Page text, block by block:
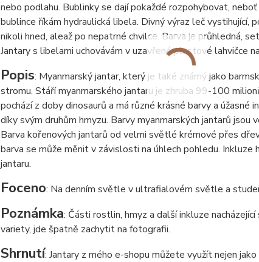
nebo podlahu. Bublinky se dají pokaždé rozpohybovat,
bublince říkám hydraulická libela. Divný výraz leč
nikoli hned, aleaž po nepatrné chvilce. Barva je průhledná,
Jantary s libelami uchovávám v uzavřené plastové lahvičce
Popis: Myanmarský jantar, který je také známý jako
stromu. Stáří myanmarského jantaru je zhruba 99-100
pochází z doby dinosaurů a má různé krásné barvy a
díky svým druhům hmyzu. Barvy myanmarských jantarů
Barva kořenových jantarů od velmi světlé krémové přes
barva se může měnit v závislosti na úhlech pohledu.
jantaru.
Foceno: Na denním světle v ultrafialovém světle a
Poznámka: Části rostlin, hmyz a další inkluze
variety, jde špatně zachytit na fotografii.
Shrnutí: Jantary z mého e-shopu můžete využít nejen